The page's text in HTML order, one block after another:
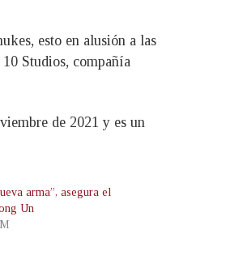
esto en alusión a las
Studios, compañía
de 2021 y es un
arma”, asegura el
Un